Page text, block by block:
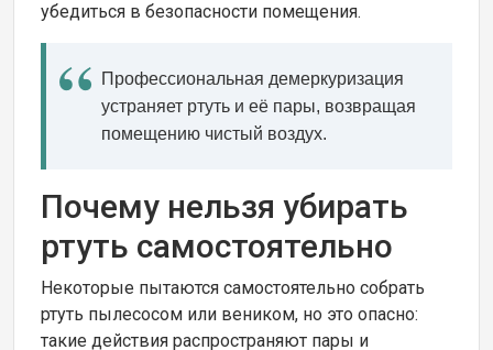
убедиться в безопасности помещения.
Профессиональная демеркуризация
устраняет ртуть и её пары, возвращая
помещению чистый воздух.
Почему нельзя убирать
ртуть самостоятельно
Некоторые пытаются самостоятельно собрать
ртуть пылесосом или веником, но это опасно:
такие действия распространяют пары и